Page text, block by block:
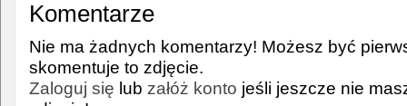
Komentarze
Nie ma żadnych komentarzy! Możesz być
skomentuje to zdjęcie.
Zaloguj się lub załóż konto jeśli jeszcze nie